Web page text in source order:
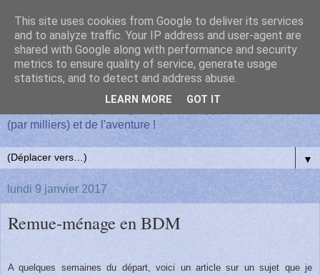
Un hivernage sur l'île de la
Possession
(par milliers) et de l'aventure !
▼
lundi 9 janvier 2017
Remue-ménage en BDM
A quelques semaines du départ, voici un article sur un sujet que je
This site uses cookies from Google to deliver its services
and to analyze traffic. Your IP address and user-agent are
shared with Google along with performance and security
metrics to ensure quality of service, generate usage
statistics, and to detect and address abuse.
LEARN MORE GOT IT